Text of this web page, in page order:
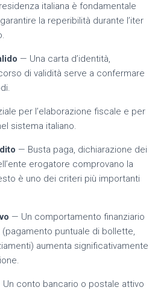
italiana è fondamentale
la reperibilità durante l’iter
— Una carta d’identità,
di validità serve a confermare
per l’elaborazione fiscale e per
sistema italiano.
— Busta paga, dichiarazione dei
erogatore comprovano la
è uno dei criteri più importanti
— Un comportamento finanziario
puntuale di bollette,
aumenta significativamente
Un conto bancario o postale attivo